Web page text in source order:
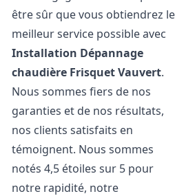
être sûr que vous obtiendrez le
meilleur service possible avec
Installation Dépannage
chaudière FrisquetVauvert.
Nous sommes fiers de nos
garanties et de nos résultats,
nos clients satisfaits en
témoignent. Nous sommes
notés 4,5 étoiles sur 5 pour
notre rapidité, notre